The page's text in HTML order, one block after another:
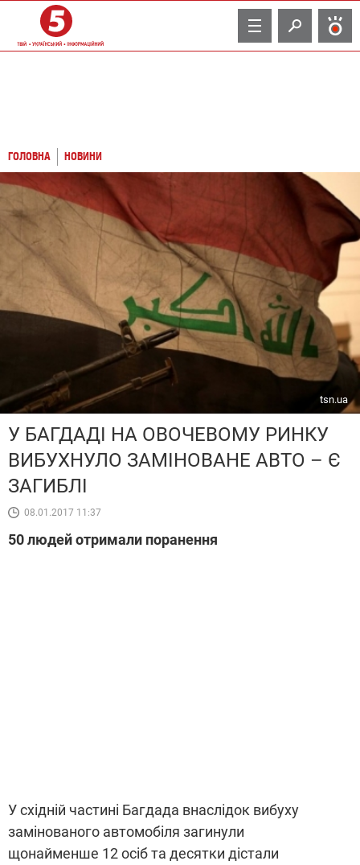
TV
ГОЛОВНА НОВИНИ
tsn.ua
У БАГДАДІ НА ОВОЧЕВОМУ РИНКУ
ВИБУХНУЛО ЗАМІНОВАНЕ АВТО – Є
ЗАГИБЛІ
08.01.2017 11:37
50 людей отримали поранення
У східній частині Багдада внаслідок вибуху
замінованого автомобіля загинули
щонайменше 12 осіб та десятки дістали